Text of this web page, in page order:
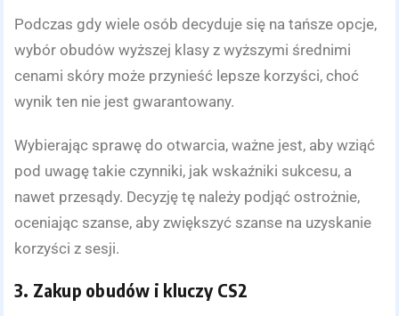
Podczas gdy wiele osób decyduje się na tańsze opcje,
wybór obudów wyższej klasy z wyższymi średnimi
cenami skóry może przynieść lepsze korzyści, choć
wynik ten nie jest gwarantowany.
Wybierając sprawę do otwarcia, ważne jest, aby wziąć
pod uwagę takie czynniki, jak wskaźniki sukcesu, a
nawet przesądy. Decyzję tę należy podjąć ostrożnie,
oceniając szanse, aby zwiększyć szanse na uzyskanie
korzyści z sesji.
3. Zakup obudów i kluczy CS2